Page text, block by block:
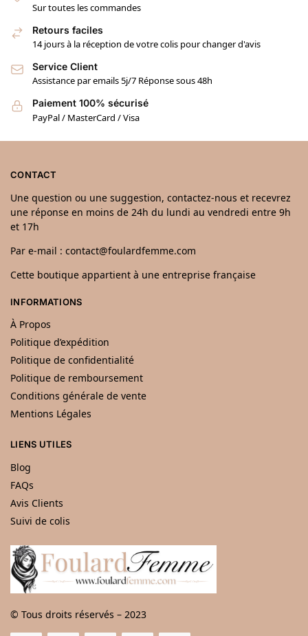
Sur toutes les commandes
Retours faciles
14 jours à la réception de votre colis pour changer d'avis
Service Client
Assistance par emails 5j/7 Réponse sous 48h
Paiement 100% sécurisé
PayPal / MasterCard / Visa
CONTACT
Une question ou une suggestion, contactez-nous et recevrez
une réponse en moins de 24h du lundi au vendredi entre 9h
et 17h
Par e-mail : contact@foulardfemme.com
Cette boutique appartient à une entreprise française
INFORMATIONS
À Propos
Politique d’expédition
Politique de confidentialité
Politique de remboursement
Conditions générale de vente
Mentions Légales
LIENS UTILES
Blog
FAQs
Avis Clients
Suivi de colis
© Tous droits réservés – 2023